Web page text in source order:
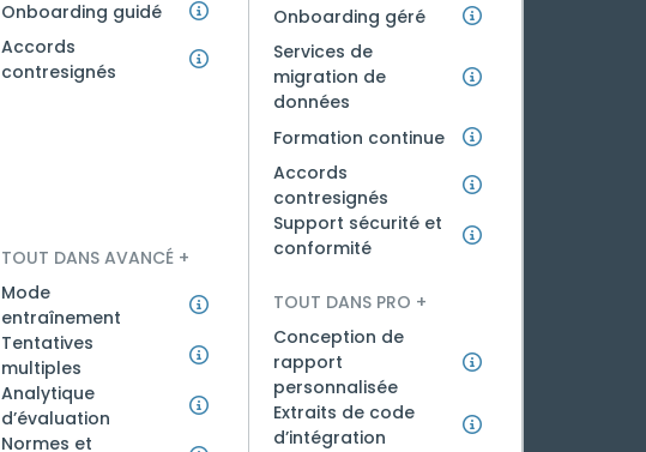
Onboarding guidé
Accords
contresignés
TOUT DANS AVANCÉ +
Mode
entraînement
Tentatives
multiples
Analytique
d’évaluation
Normes et
Onboarding géré
Services de
migration de
données
Formation continue
Accords
contresignés
Support sécurité et
conformité
TOUT DANS PRO +
Conception de
rapport
personnalisée
Extraits de code
d’intégration